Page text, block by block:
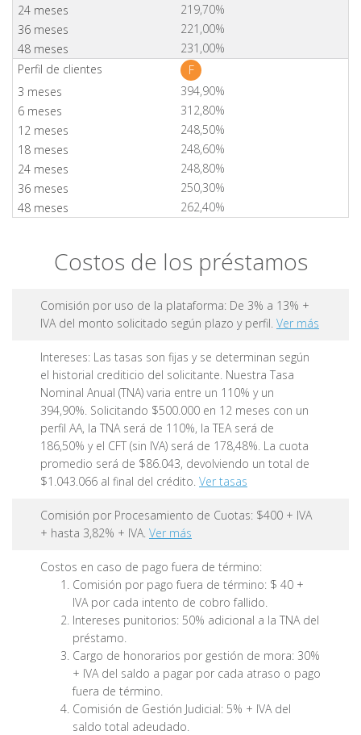
219,70%
221,00%
231,00%
F
394,90%
312,80%
248,50%
248,60%
248,80%
250,30%
262,40%
Costos de los préstamos
Comisión por uso de la plataforma: De 3% a 13% +
IVA del monto solicitado según plazo y perfil. Ver más
Intereses: Las tasas son fijas y se determinan según
el historial crediticio del solicitante. Nuestra Tasa
Nominal Anual (TNA) varia entre un 110% y un
394,90%. Solicitando $500.000 en 12 meses con un
perfil AA, la TNA será de 110%, la TEA será de
186,50% y el CFT (sin IVA) será de 178,48%. La cuota
promedio será de $86.043, devolviendo un total de
$1.043.066 al final del crédito. Ver tasas
Comisión por Procesamiento de Cuotas: $400 + IVA
+ hasta 3,82% + IVA. Ver más
Costos en caso de pago fuera de término:
Comisión por pago fuera de término: $ 40 +
IVA por cada intento de cobro fallido.
Intereses punitorios: 50% adicional a la TNA del
préstamo.
Cargo de honorarios por gestión de mora: 30%
+ IVA del saldo a pagar por cada atraso o pago
fuera de término.
Comisión de Gestión Judicial: 5% + IVA del
saldo total adeudado.